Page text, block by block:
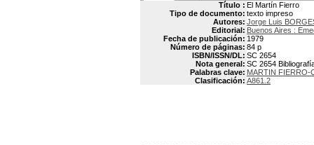
Título : El Martín Fierro
Tipo de documento: texto impreso
Autores: Jorge Luis
Editorial: Buenos Aires :
Fecha de publicación: 1979
Número de páginas: 84 p
ISBN/ISSN/DL: SC 2654
Nota general: SC 2654
Palabras clave: MARTIN FIERRO-
Clasificación: A861.2